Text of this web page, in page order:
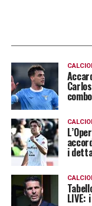
della
In questo
una coppia
Rodriguez.
fisicità ed
massima
affamato di
i